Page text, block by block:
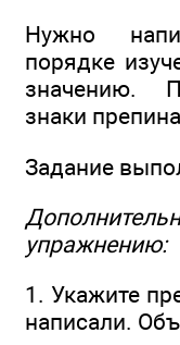
Нужно
порядке
значению.
знаки
Задание
упражнению:
1. Укажите
написали.